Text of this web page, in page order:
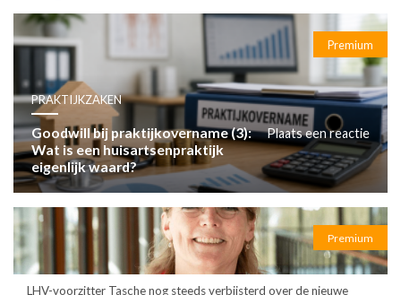
Premium
PRAKTIJKZAKEN
Goodwill bij praktijkovername (3):
Wat is een huisartsenpraktijk
eigenlijk waard?
Plaats een reactie
Premium
LHV-voorzitter Tasche nog steeds verbijsterd over de nieuwe